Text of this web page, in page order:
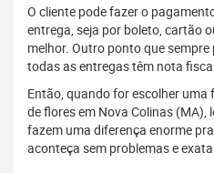
O cliente pode fazer o
entrega, seja por boleto, cartão
melhor. Outro ponto que
todas as entregas têm nota
Então, quando for escolher
de flores em Nova Colinas (MA),
fazem uma diferença enorme
aconteça sem problemas e